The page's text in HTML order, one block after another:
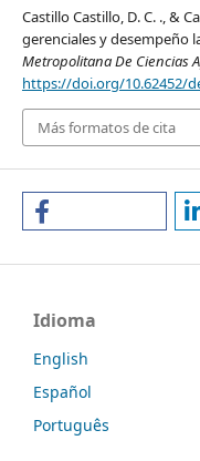
Castillo Castillo, D. C. ., &
gerenciales y desempeño
Metropolitana De Ciencias
https://doi.org/10.62452/
Más formatos de cita
Idioma
English
Español
Português